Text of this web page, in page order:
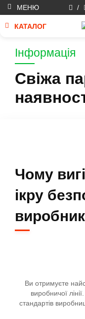
МЕНЮ /
КАТАЛОГ
Інформація
Свіжа
Чому
ікру
Ви отримуєте
виробничої
стандартів